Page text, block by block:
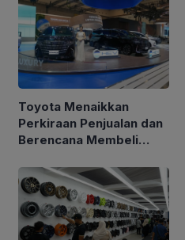
Toyota Menaikkan
Perkiraan Penjualan dan
Berencana Membeli
$6 Miliar